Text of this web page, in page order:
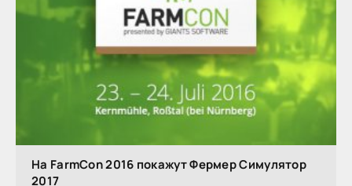
На FarmCon 2016 покажут Фермер Симулятор
2017